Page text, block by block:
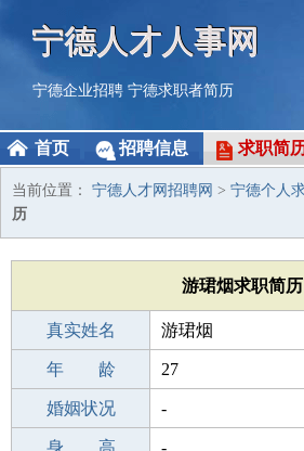
宁德人才人事网
宁德企业招聘 宁德求职者简历
首页 招聘信息 求职简
当前位置： 宁德人才网招聘网 > 宁德个人
历
游珺烟求职简历
真实姓名 游珺烟
性 别 女
年 龄 27
出生年月 1999-12-09
婚姻状况 -
学 历 本科
身 高 -